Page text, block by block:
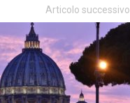
Articolo successivo